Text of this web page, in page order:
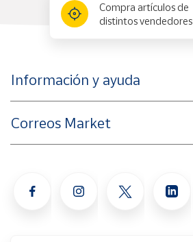
Compra artículos de
distintos vendedores
Información y ayuda
Correos Market